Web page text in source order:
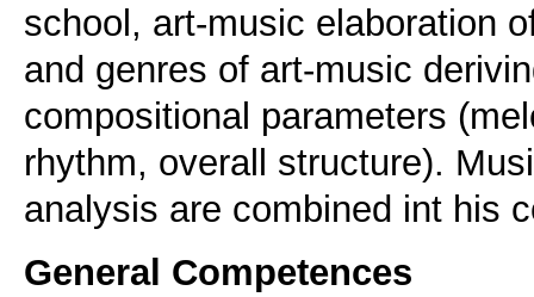
school, art-music elaboration
and genres of art-music
compositional parameters
rhythm, overall structure).
analysis are combined int his
General Competences